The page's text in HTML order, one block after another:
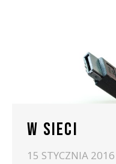
W SIECI
15 STYCZNIA 2016